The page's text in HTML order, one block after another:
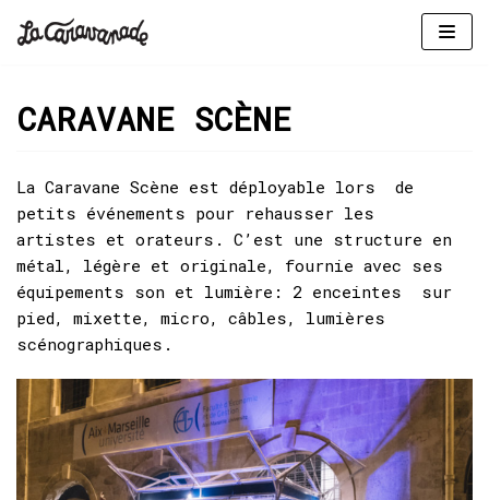
contenu
CARAVANE SCÈNE
La Caravane Scène est déployable lors de
petits événements pour rehausser les
artistes et orateurs. C’est une structure en
métal, légère et originale, fournie avec ses
équipements son et lumière: 2 enceintes sur
pied, mixette, micro, câbles, lumières
scénographiques.